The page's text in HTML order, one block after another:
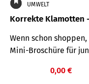
UMWELT
Korrekte Klamotten
Wenn schon
Mini-Broschüre für
0,00 €